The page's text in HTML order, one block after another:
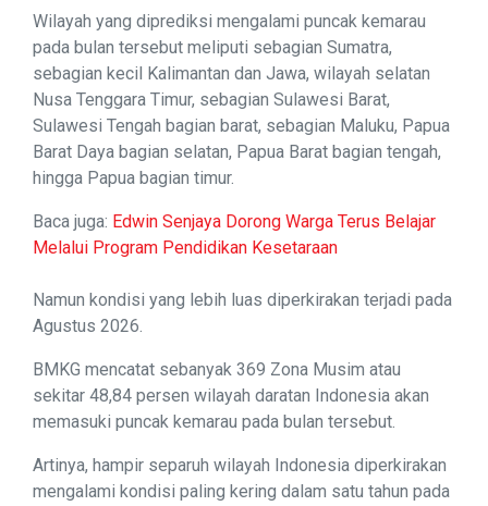
Wilayah yang diprediksi mengalami puncak kemarau
pada bulan tersebut meliputi sebagian Sumatra,
sebagian kecil Kalimantan dan Jawa, wilayah selatan
Nusa Tenggara Timur, sebagian Sulawesi Barat,
Sulawesi Tengah bagian barat, sebagian Maluku, Papua
Barat Daya bagian selatan, Papua Barat bagian tengah,
hingga Papua bagian timur.
Baca juga: Edwin Senjaya Dorong Warga Terus Belajar
Melalui Program Pendidikan Kesetaraan
Namun kondisi yang lebih luas diperkirakan terjadi pada
Agustus 2026.
BMKG mencatat sebanyak 369 Zona Musim atau
sekitar 48,84 persen wilayah daratan Indonesia akan
memasuki puncak kemarau pada bulan tersebut.
Artinya, hampir separuh wilayah Indonesia diperkirakan
mengalami kondisi paling kering dalam satu tahun pada